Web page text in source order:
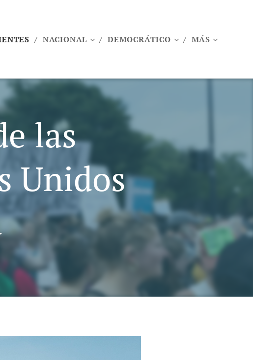
NACIONAL DEMOCRÁTICO MÁS
las
Unidos